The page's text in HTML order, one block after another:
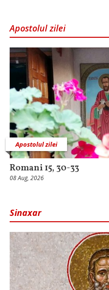
Apostolul zilei
Apostolul zilei
Romani 15, 30-33
08 Aug, 2026
Sinaxar